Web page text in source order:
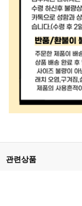
관련상품